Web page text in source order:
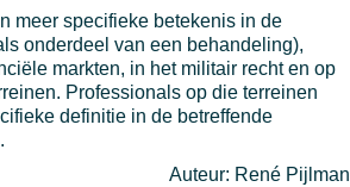
meer specifieke betekenis in de
onderdeel van een behandeling),
markten, in het militair recht en op
Professionals op die terreinen
definitie in de betreffende
Auteur: René Pijlman